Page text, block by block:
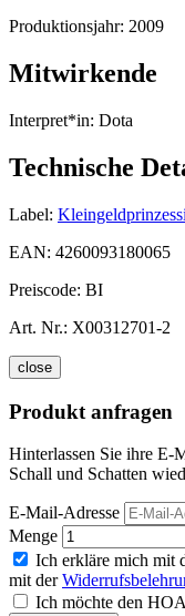
Produktionsjahr: 2009
Mitwirkende
Interpret*in: Dota
Technische
Label:
EAN: 4260093180065
Preiscode: BI
Art. Nr.: X00312701-2
close
Produkt anfragen
Hinterlassen Sie ihre E-
Schall und Schatten
E-Mail-Adresse
Menge
Ich erkläre mich mit
mit der
Ich möchte den